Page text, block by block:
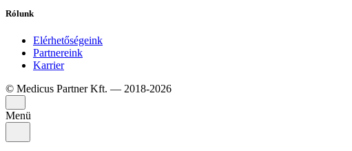
Rólunk
Elérhetőségeink
Partnereink
Karrier
© Medicus Partner Kft. — 2018-2026
Menü